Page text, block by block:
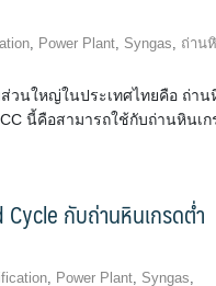
, Power Plant, Syngas, ถ่าน
วนใหญ่ในประเทศไทยคือ ถ่าน
นี้คือสามารถใช้กับถ่านหินเก
กับถ่านหินเกรดต่ำ
Power Plant Syngas